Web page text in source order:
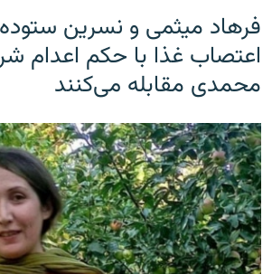
فرهاد میثمی و نسرین ستوده
اعتصاب غذا با حکم اعدام
محمدی مقابله می‌کنند